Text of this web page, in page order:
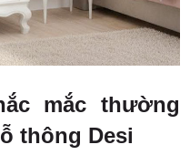
mắc thường
thông Desi